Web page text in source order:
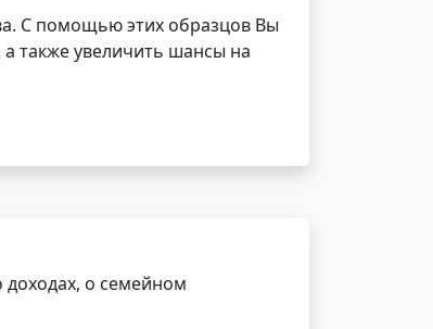
С помощью этих образцов Вы
также увеличить шансы на
о семейном